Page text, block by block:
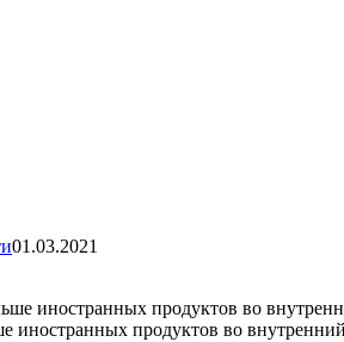
01.03.2021
иностранных продуктов во